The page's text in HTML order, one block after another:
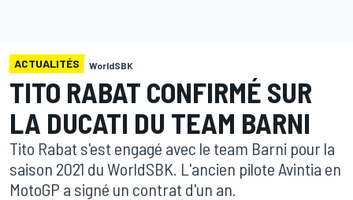
ACTUALITÉS WorldSBK
TITO RABAT CONFIRMÉ SUR
LA DUCATI DU TEAM BARNI
Tito Rabat s'est engagé avec le team Barni pour la
saison 2021 du WorldSBK. L'ancien pilote Avintia en
MotoGP a signé un contrat d'un an.